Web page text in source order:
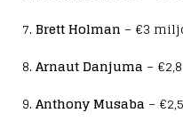
Brett Holman – €3
Arnaut Danjuma –
Anthony Musaba –